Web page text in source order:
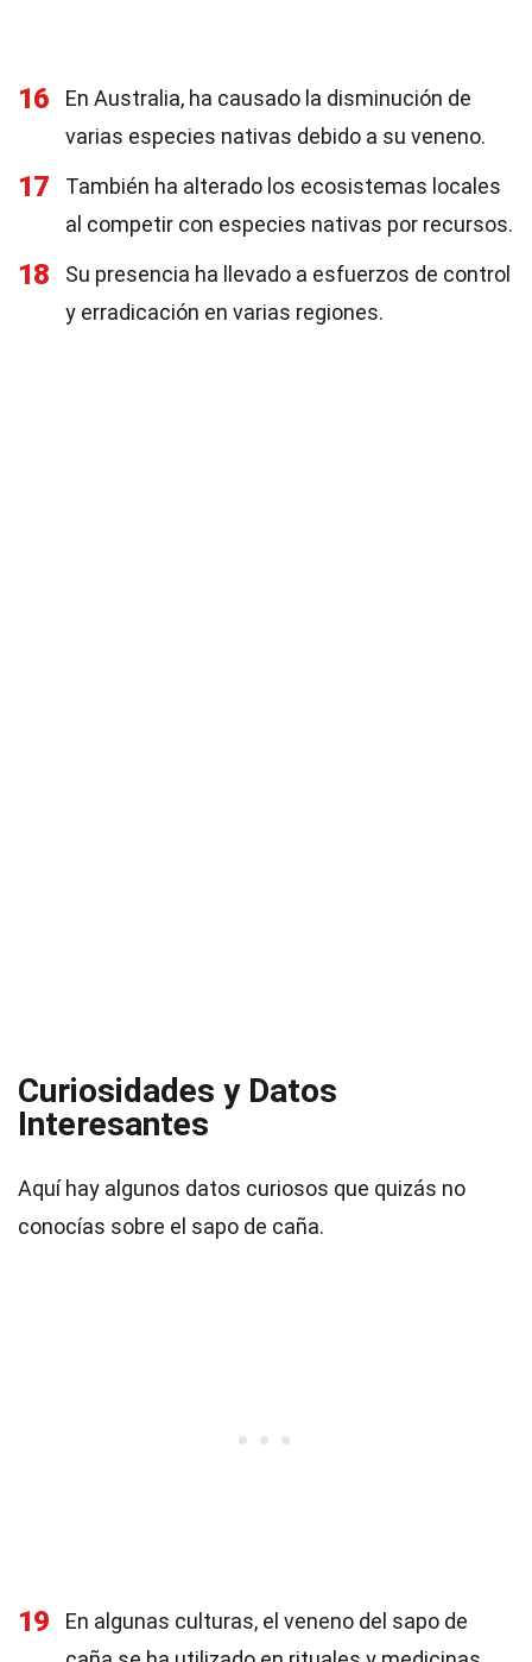
16
En Australia, ha causado la disminución de
varias especies nativas debido a su veneno.
17
También ha alterado los ecosistemas locales
al competir con especies nativas por recursos.
18
Su presencia ha llevado a esfuerzos de control
y erradicación en varias regiones.
Curiosidades y Datos
Interesantes
Aquí hay algunos datos curiosos que quizás no
conocías sobre el sapo de caña.
19
En algunas culturas, el veneno del sapo de